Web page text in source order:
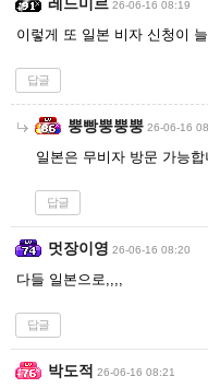
26-06-16 08:19
이렇게 또 일본 비자 신청이
답글
뿡빵뿡뿡뿡 26-06-16
일본은 무비자 방문 가능합
답글
멋장이영 26-06-16 08:20
다들 일본으로,,,,
답글
박도적 26-06-16 08:21